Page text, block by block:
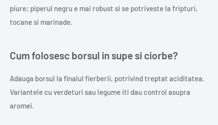
piure; piperul negru e mai robust si se potriveste la fripturi,
tocane si marinade.
Cum folosesc borsul in supe si ciorbe?
Adauga borsul la finalul fierberii, potrivind treptat aciditatea.
Variantele cu verdeturi sau legume iti dau control asupra
aromei.